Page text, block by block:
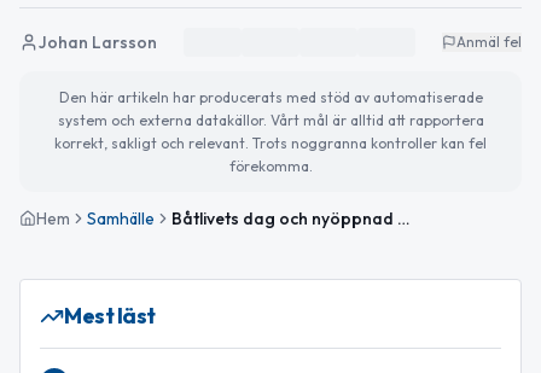
Johan Larsson Anmäl fel
Den här artikeln har producerats med stöd av automatiserade
system och externa datakällor. Vårt mål är alltid att rapportera
korrekt, sakligt och relevant. Trots noggranna kontroller kan fel
förekomma.
Hem Samhälle Båtlivets dag och nyöppnad cykelväg – helgen i Sävsjö
Mest läst